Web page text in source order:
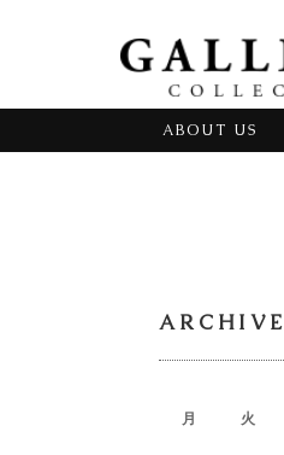
ABOUT US
ARCHIVE
月
火